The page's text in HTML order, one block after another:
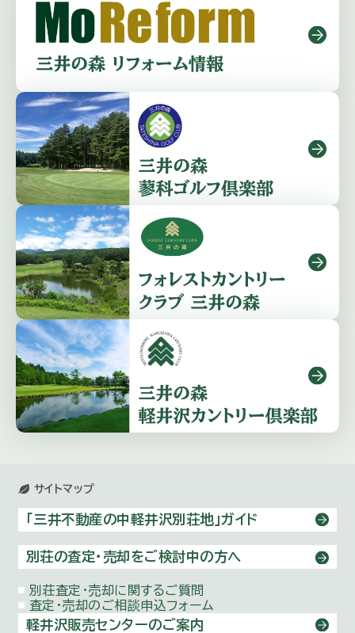
サイトマップ
「三井不動産の中軽井沢別荘地」ガイド
別荘の査定・売却をご検討中の方へ
別荘査定・売却に関するご質問
査定・売却のご相談申込フォーム
軽井沢販売センターのご案内